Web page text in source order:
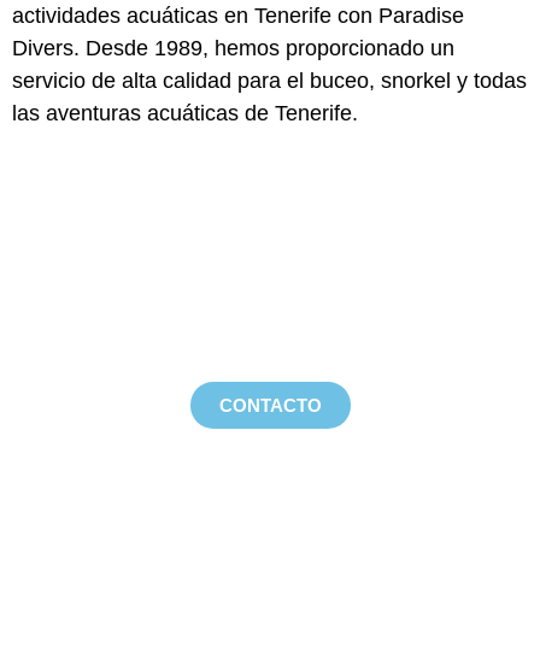
actividades acuáticas en Tenerife con Paradise
Divers. Desde 1989, hemos proporcionado un
servicio de alta calidad para el buceo, snorkel y todas
las aventuras acuáticas de Tenerife.
CONTACTO